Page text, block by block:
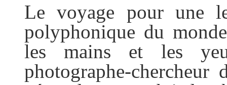
Le voyage pour une
polyphonique du
les mains et les
photographe-chercheur